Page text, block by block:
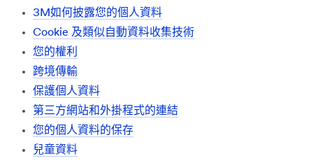
3M如何披露您的個人資料
Cookie 及類似自動資料收集技術
您的權利
跨境傳輸
保護個人資料
第三方網站和外掛程式的連結
您的個人資料的保存
兒童資料